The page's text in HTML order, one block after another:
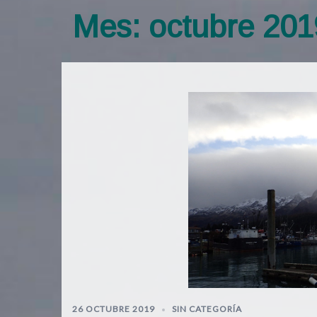
Mes: octubre
26 OCTUBRE 2019 SIN CATEGORÍA